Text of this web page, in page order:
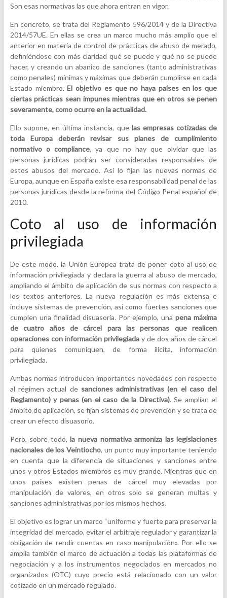
Son esas normativas las que ahora entran en vigor.
En concreto, se trata del Reglamento 596/2014 y de la Directiva
2014/57UE. En ellas se crea un marco mucho más amplio que el
anterior en materia de control de prácticas de abuso de merado,
definiéndose con más claridad qué se puede y qué no se puede
hacer, y creando un abanico de sanciones (tanto administrativas
como penales) mínimas y máximas que deberán cumplirse en cada
Estado miembro.El objetivo es que no haya países en los que
ciertas prácticas sean impunes mientras que en otros se penen
severamente, como ocurre en la actualidad.
Ello supone, en última instancia, que las empresas cotizadas de
toda Europa deberán revisar sus planes de cumplimiento
normativo o compliance, ya que no hay que olvidar que las
personas jurídicas podrán ser consideradas responsables de
estos abusos del mercado. Así lo fijan las nuevas normas de
Europa, aunque en España existe esa responsabilidad penal de las
personas jurídicas desde la reforma del Código Penal español de
2010.
Coto al uso de información
privilegiada
De este modo, la Unión Europea trata de poner coto al uso de
información privilegiada y declara la guerra al abuso de mercado,
ampliando el ámbito de aplicación de sus normas con respecto a
los textos anteriores. La nueva regulación es más extensa e
incluye sistemas de prevención, así como fuertes sanciones que
cumplen una finalidad disuasoria. Por ejemplo, unapena máxima
de cuatro años de cárcel para las personas que realicen
operaciones con información privilegiaday de dos años de cárcel
para quienes comuniquen, de forma ilícita, información
privilegiada.
Ambas normas introducen importantes novedades con respecto
al régimen actual de sanciones administrativas (en el caso del
Reglamento) y penas (en el caso de la Directiva). Se amplían el
ámbito de aplicación, se fijan sistemas de prevención y se trata de
crear un efecto disuasorio.
Pero, sobre todo,la nueva normativa armoniza las legislaciones
nacionales de los Veintiocho, un punto muy importante teniendo
en cuenta que la diferencia de situaciones y sanciones entre
unos y otros Estados miembros es muy grande. Mientras que en
unos países existen penas de cárcel muy elevadas por
manipulación de valores, en otros solo se generan multas y
sanciones administrativas por los mismos hechos.
El objetivo es lograr un marco “uniforme y fuerte para preservar la
integridad del mercado, evitar el arbitraje regulador y garantizar la
obligación de rendir cuentas en caso manipulación». Por ello se
amplia también el marco de actuación a todas las plataformas de
negociación y a los instrumentos negociados en mercados no
organizados (OTC) cuyo precio está relacionado con un valor
cotizado en un mercado regulado.